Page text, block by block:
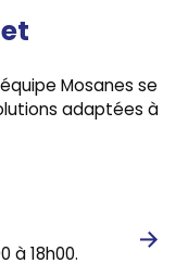
Mosanes se
adaptées à
à 18h00.